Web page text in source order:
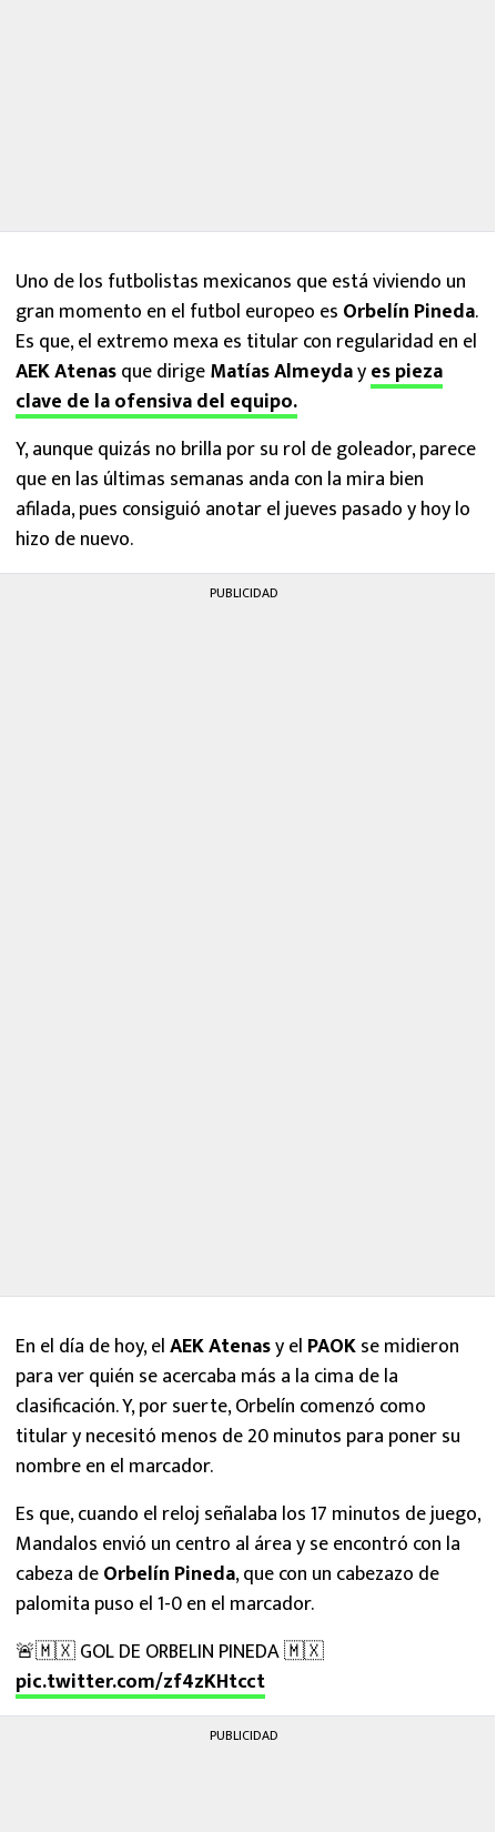
Uno de los futbolistas mexicanos que está viviendo un
gran momento en el futbol europeo es Orbelín Pineda.
Es que, el extremo mexa es titular con regularidad en el
AEK Atenasque dirigeMatías Almeydayes pieza
clave de la ofensiva del equipo.
Y, aunque quizás no brilla por su rol de goleador, parece
que en las últimas semanas anda con la mira bien
afilada, pues consiguió anotar el jueves pasado y hoy lo
hizo de nuevo.
PUBLICIDAD
En el día de hoy, elAEK Atenasy el PAOKse midieron
para ver quién se acercaba más a la cima de la
clasificación. Y, por suerte, Orbelín comenzó como
titular y necesitó menos de 20 minutos para poner su
nombre en el marcador.
Es que, cuando el reloj señalaba los 17 minutos de juego,
Mandalos envió un centro al área y se encontró con la
cabeza deOrbelín Pineda, que con un cabezazo de
palomita puso el 1-0 en el marcador.
🚨🇲🇽 GOL DE ORBELIN PINEDA 🇲🇽
pic.twitter.com/zf4zKHtcct
PUBLICIDAD